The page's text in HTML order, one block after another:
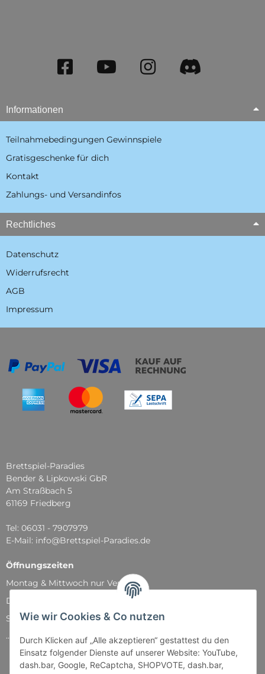
Wie wir Cookies & Co nutzen
Durch Klicken auf „Alle akzeptieren“ gestattest du den
Einsatz folgender Dienste auf unserer Website: YouTube,
dash.bar, Google, ReCaptcha, SHOPVOTE, dash.bar,
Informationen
Teilnahmebedingungen Gewinnspiele
Gratisgeschenke für dich
Kontakt
Zahlungs- und Versandinfos
Rechtliches
Datenschutz
Widerrufsrecht
AGB
Impressum
Brettspiel-Paradies
Bender & Lipkowski GbR
Am Straßbach 5
61169 Friedberg
Tel: 06031 - 7907979
E-Mail: info@Brettspiel-Paradies.de
Öffnungszeiten
Montag & Mittwoch nur Versand
Dienstag, Donnerstag und Freitag: 11:00 - 18:30 Uhr
Samstag: 11:00 - 14:00 Uhr
...und natürlich während unserer Events